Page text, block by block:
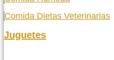
Comida Dietas Veterinarias
Juguetes